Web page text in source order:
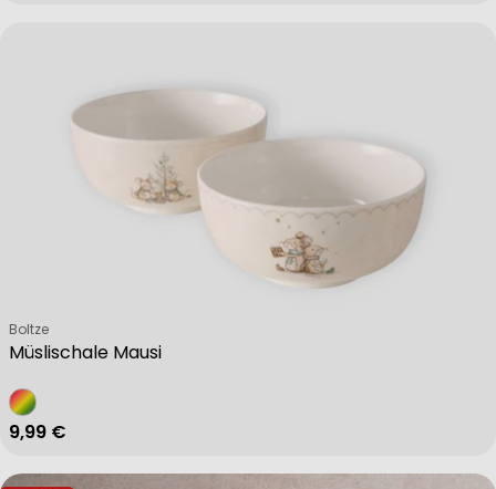
Müslischale Mausi
Verkäufer:
Boltze
Regulärer Preis
9,99 €